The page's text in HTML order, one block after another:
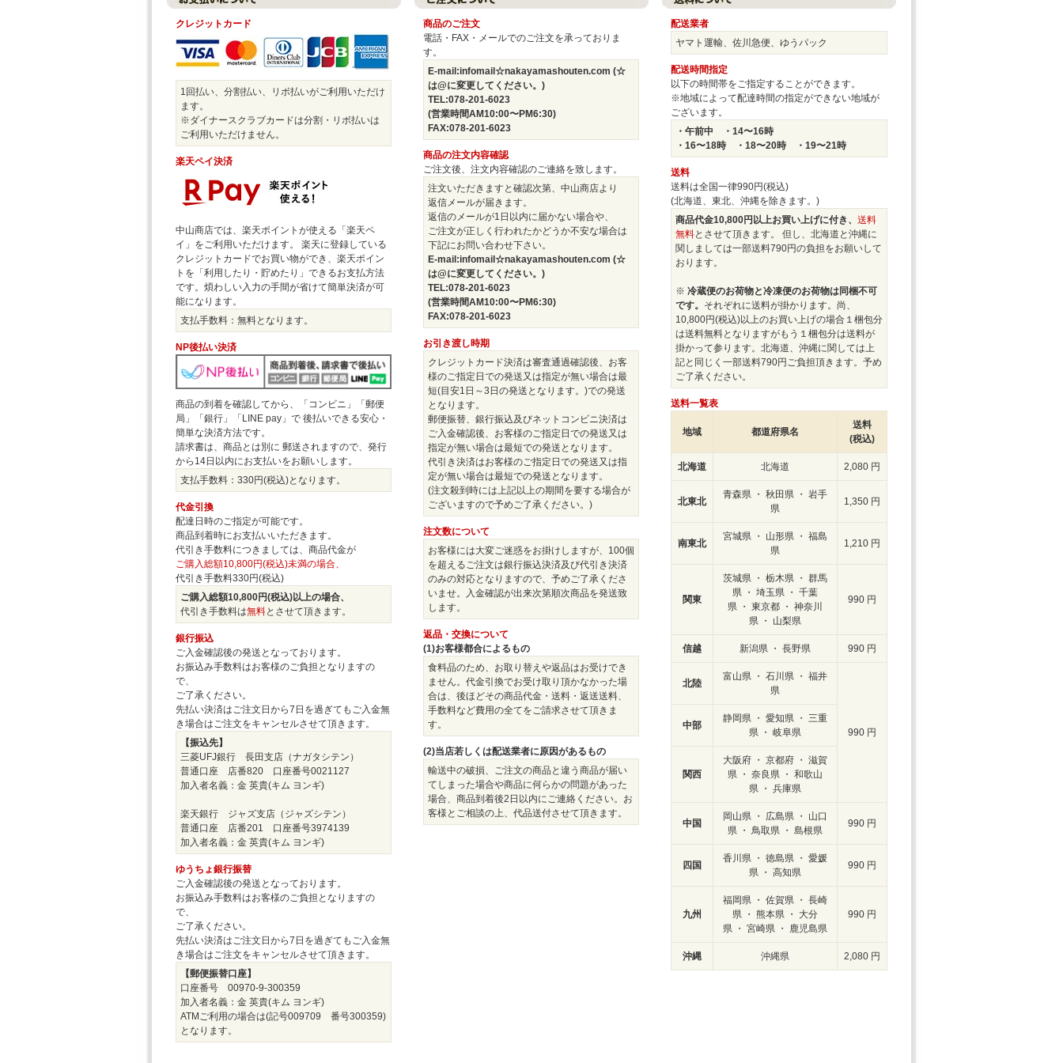
クレジットカード
1回払い、分割払い、リボ払いがご利用いただけ
ます。
※ダイナースクラブカードは分割・リボ払いは
ご利用いただけません。
楽天ペイ決済
中山商店では、楽天ポイントが使える「楽天ペ
イ」をご利用いただけます。 楽天に登録している
クレジットカードでお買い物ができ、楽天ポイン
トを「利用したり・貯めたり」できるお支払方法
です。煩わしい入力の手間が省けて簡単決済が可
能になります。
支払手数料：無料となります。
NP後払い決済
商品の到着を確認してから、「コンビニ」「郵便
局」「銀行」「LINE pay」で 後払いできる安心・
簡単な決済方法です。
請求書は、商品とは別に 郵送されますので、発行
から14日以内にお支払いをお願いします。
支払手数料：330円(税込)となります。
代金引換
配達日時のご指定が可能です。
商品到着時にお支払いいただきます。
代引き手数料につきましては、商品代金が
ご購入総額10,800円(税込)未満の場合、
代引き手数料330円(税込)
ご購入総額10,800円(税込)以上の場合、
代引き手数料は無料とさせて頂きます。
銀行振込
ご入金確認後の発送となっております。
お振込み手数料はお客様のご負担となりますの
で、
ご了承ください。
先払い決済はご注文日から7日を過ぎてもご入金無
き場合はご注文をキャンセルさせて頂きます。
【振込先】
三菱UFJ銀行 長田支店（ナガタシテン）
普通口座 店番820 口座番号0021127
加入者名義：金 英貴(キム ヨンギ)
楽天銀行 ジャズ支店（ジャズシテン）
普通口座 店番201 口座番号3974139
加入者名義：金 英貴(キム ヨンギ)
ゆうちょ銀行振替
ご入金確認後の発送となっております。
お振込み手数料はお客様のご負担となりますの
で、
ご了承ください。
先払い決済はご注文日から7日を過ぎてもご入金無
き場合はご注文をキャンセルさせて頂きます。
【郵便振替口座】
口座番号 00970-9-300359
加入者名義：金 英貴(キム ヨンギ)
ATMご利用の場合は(記号009709 番号300359)
となります。
商品のご注文
電話・FAX・メールでのご注文を承っておりま
す。
E-mail:infomail☆nakayamashouten.com (☆
は@に変更してください。)
TEL:078-201-6023
(営業時間AM10:00〜PM6:30)
FAX:078-201-6023
商品の注文内容確認
ご注文後、注文内容確認のご連絡を致します。
注文いただきますと確認次第、中山商店より
返信メールが届きます。
返信のメールが1日以内に届かない場合や、
ご注文が正しく行われたかどうか不安な場合は
下記にお問い合わせ下さい。
E-mail:infomail☆nakayamashouten.com (☆
は@に変更してください。)
TEL:078-201-6023
(営業時間AM10:00〜PM6:30)
FAX:078-201-6023
お引き渡し時期
クレジットカード決済は審査通過確認後、お客
様のご指定日での発送又は指定が無い場合は最
短(目安1日～3日の発送となります。)での発送
となります。
郵便振替、銀行振込及びネットコンビニ決済は
ご入金確認後、お客様のご指定日での発送又は
指定が無い場合は最短での発送となります。
代引き決済はお客様のご指定日での発送又は指
定が無い場合は最短での発送となります。
(注文殺到時には上記以上の期間を要する場合が
ございますので予めご了承ください。)
注文数について
お客様には大変ご迷惑をお掛けしますが、100個
を超えるご注文は銀行振込決済及び代引き決済
のみの対応となりますので、予めご了承くださ
いませ。入金確認が出来次第順次商品を発送致
します。
返品・交換について
(1)お客様都合によるもの
食料品のため、お取り替えや返品はお受けでき
ません。代金引換でお受け取り頂かなかった場
合は、後ほどその商品代金・送料・返送送料、
手数料など費用の全てをご請求させて頂きま
す。
(2)当店若しくは配送業者に原因があるもの
輸送中の破損、ご注文の商品と違う商品が届い
てしまった場合や商品に何らかの問題があった
場合、商品到着後2日以内にご連絡ください。お
客様とご相談の上、代品送付させて頂きます。
配送業者
ヤマト運輸、佐川急便、ゆうパック
配送時間指定
以下の時間帯をご指定することができます。
※地域によって配達時間の指定ができない地域が
ございます。
・午前中 ・14〜16時
・16〜18時 ・18〜20時 ・19〜21時
送料
送料は全国一律990円(税込)
(北海道、東北、沖縄を除きます。)
商品代金10,800円以上お買い上げに付き、 送料
無料とさせて頂きます。 但し、北海道と沖縄に
関しましては一部送料790円の負担をお願いして
おります。
※ 冷蔵便のお荷物と冷凍便のお荷物は同梱不可
です。 それぞれに送料が掛かります。尚、
10,800円(税込)以上のお買い上げの場合１梱包分
は送料無料となりますがもう１梱包分は送料が
掛かって参ります。北海道、沖縄に関しては上
記と同じく一部送料790円ご負担頂きます。予め
ご了承ください。
送料一覧表
地域 都道府県名
送料
(税込)
北海道 北海道 2,080 円
北東北
青森県 ・ 秋田県 ・ 岩手
県
1,350 円
南東北
宮城県 ・ 山形県 ・ 福島
県
1,210 円
関東
茨城県 ・ 栃木県 ・ 群馬
県 ・ 埼玉県 ・ 千葉
県 ・ 東京都 ・ 神奈川
県 ・ 山梨県
990 円
信越 新潟県 ・ 長野県 990 円
北陸
富山県 ・ 石川県 ・ 福井
県
990 円
中部
静岡県 ・ 愛知県 ・ 三重
県 ・ 岐阜県
関西
大阪府 ・ 京都府 ・ 滋賀
県 ・ 奈良県 ・ 和歌山
県 ・ 兵庫県
中国
岡山県 ・ 広島県 ・ 山口
県 ・ 鳥取県 ・ 島根県
990 円
四国
香川県 ・ 徳島県 ・ 愛媛
県 ・ 高知県
990 円
九州
福岡県 ・ 佐賀県 ・ 長崎
県 ・ 熊本県 ・ 大分
県 ・ 宮崎県 ・ 鹿児島県
990 円
沖縄 沖縄県 2,080 円